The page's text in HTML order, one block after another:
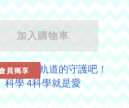
加入購物車
員獨享